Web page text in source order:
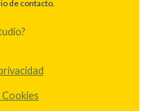
de contacto.